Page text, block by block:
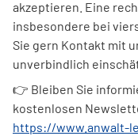
akzeptieren. Eine
insbesondere bei
Sie gern Kontakt mit
unverbindlich
👉 Bleiben Sie
kostenlosen
https://www.anwalt-